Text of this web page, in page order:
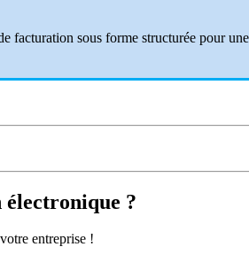
facturation sous forme structurée pour
électronique ?
entreprise !